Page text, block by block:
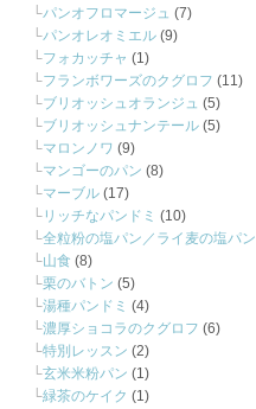
パンオフロマージュ (7)
パンオレオミエル (9)
フォカッチャ (1)
フランボワーズのクグロフ (11)
ブリオッシュオランジュ (5)
ブリオッシュナンテール (5)
マロンノワ (9)
マンゴーのパン (8)
マーブル (17)
リッチなパンドミ (10)
全粒粉の塩パン／ライ麦の塩パン
山食 (8)
栗のバトン (5)
湯種パンドミ (4)
濃厚ショコラのクグロフ (6)
特別レッスン (2)
玄米米粉パン (1)
緑茶のケイク (1)